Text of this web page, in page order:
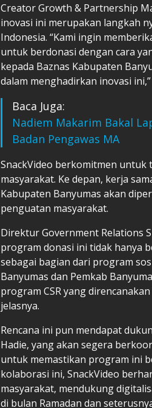
Creator Growth & Partnership
inovasi ini merupakan langkah
Indonesia. “Kami ingin
untuk berdonasi dengan cara
kepada Baznas Kabupaten
dalam menghadirkan inovasi
Baca Juga:
Nadiem Makarim Bakal
Badan Pengawas MA
SnackVideo berkomitmen
masyarakat. Ke depan, kerja
Kabupaten Banyumas akan
penguatan masyarakat.
Direktur Government Relations
program donasi ini tidak hanya
sebagai bagian dari program
Banyumas dan Pemkab
program CSR yang
jelasnya.
Rencana ini pun mendapat
Hadie, yang akan segera
untuk memastikan program ini
kolaborasi ini, SnackVideo
masyarakat, mendukung
di bulan Ramadan dan